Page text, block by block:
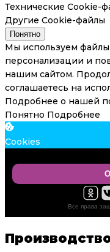
Технические Cookie-
Другие Cookie-файлы
Понятно
Мы используем файлы
персонализации и
нашим сайтом.
соглашаетесь на
Подробнее о нашей
Понятно Подробнее
Cookies
Все права